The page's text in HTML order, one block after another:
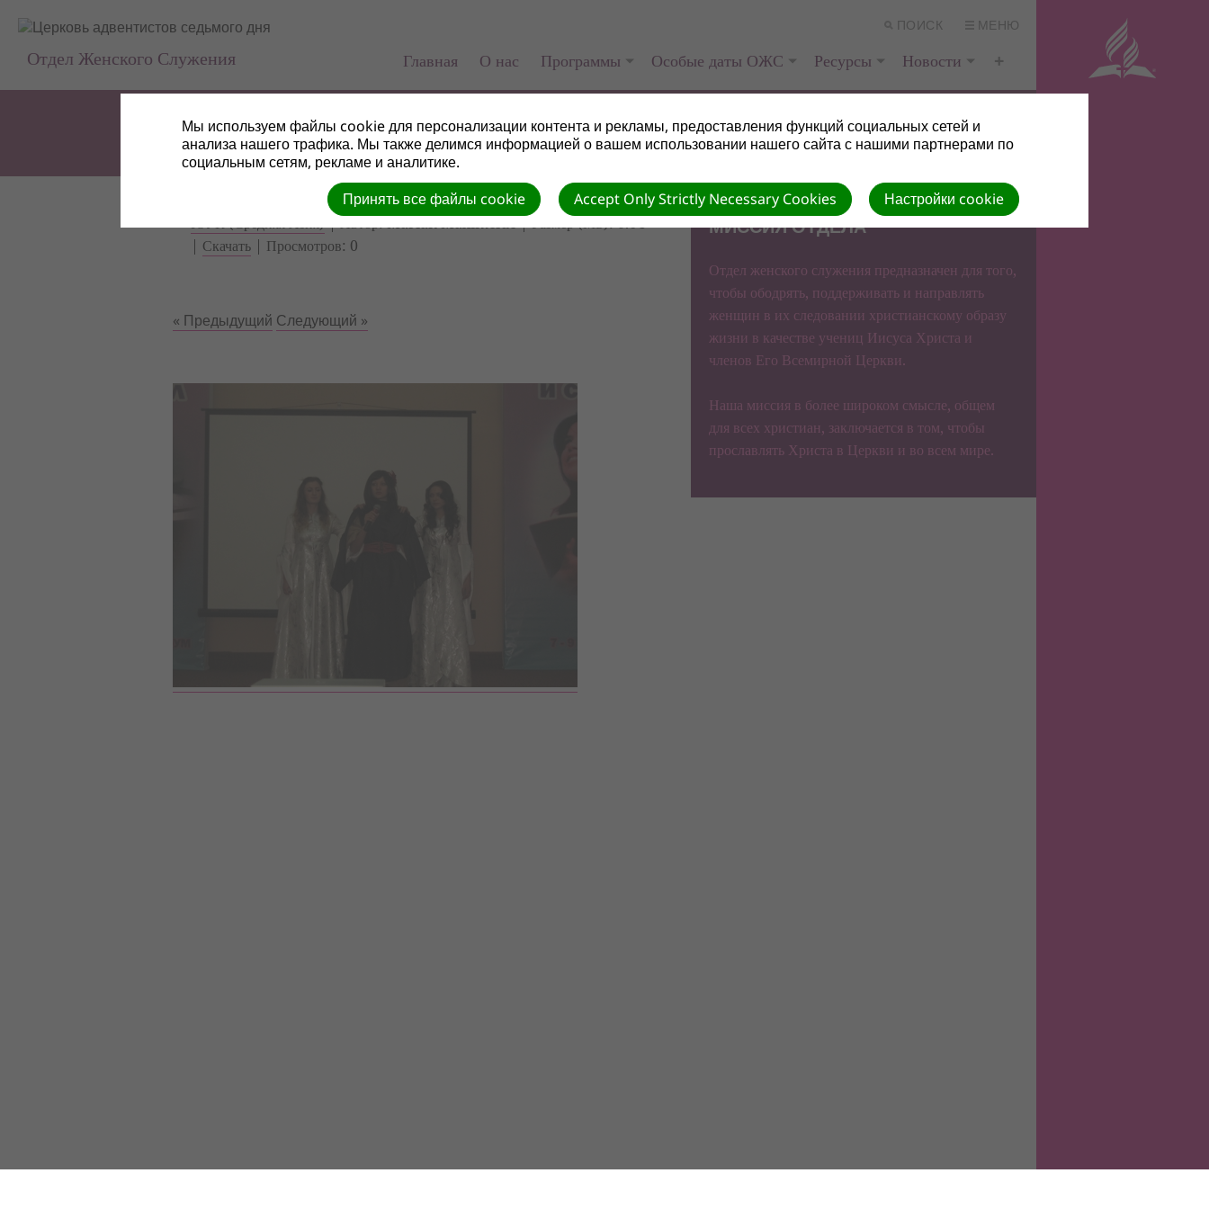
ПОИСК МЕНЮ
Отдел Женского Служения Главная О нас Программы Особые даты ОЖС Ресурсы Новости
ЮУК (Средняя Азия)| Автор: Marian Maximciuc | Размер (МБ): 0.64
| Скачать | Просмотров: 0
« Предыдущий Следующий »
МИССИЯ ОТДЕЛА
Отдел женского служения предназначен для того,
чтобы ободрять, поддерживать и направлять
женщин в их следовании христианскому образу
жизни в качестве учениц Иисуса Христа и
членов Его Всемирной Церкви.
Наша миссия в более широком смысле, общем
для всех христиан, заключается в том, чтобы
прославлять Христа в Церкви и во всем мире.
Мы используем файлы cookie для персонализации контента и рекламы, предоставления функций социальных сетей и
анализа нашего трафика. Мы также делимся информацией о вашем использовании нашего сайта с нашими партнерами по
социальным сетям, рекламе и аналитике.
Настройки cookie
Accept Only Strictly Necessary Cookies
Принять все файлы cookie